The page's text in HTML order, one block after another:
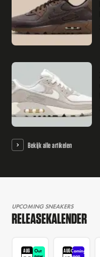
Bekijk alle artikelen
UPCOMING SNEAKERS
RELEASEKALENDER
AUG
Out
now
AUGComing
soon